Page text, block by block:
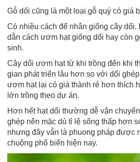
Gỗ dổi cũng là một loại gỗ quý có giá
Có nhiều cách để nhân giống cây
dẫn cách ươm hạt giống dổi hay còn
sinh.
Cây dổi ươm hạt từ khi trồng đến khi
gian phát triển lâu hơn so với dổi
ươm hạt lại có giá thành rẻ hơn thích
lớn trồng theo dự án.
Hơn hết hạt dổi thường dễ vận
ghép nên mặc dù tỉ lệ sống thấp hơn
nhưng đây vẫn là phuong pháp được
chuộng phổ biến hiện nay.